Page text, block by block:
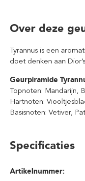
Over deze
Tyrannus is een
doet denken aan
Geurpiramide
Topnoten: Mandarijn,
Hartnoten:
Basisnoten: Vetiver,
Specificaties
Artikelnummer: